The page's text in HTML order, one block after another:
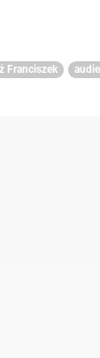
Franciszek